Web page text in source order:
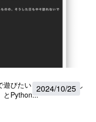
2024/10/25
びたい Ollamaを利用し
とPython...